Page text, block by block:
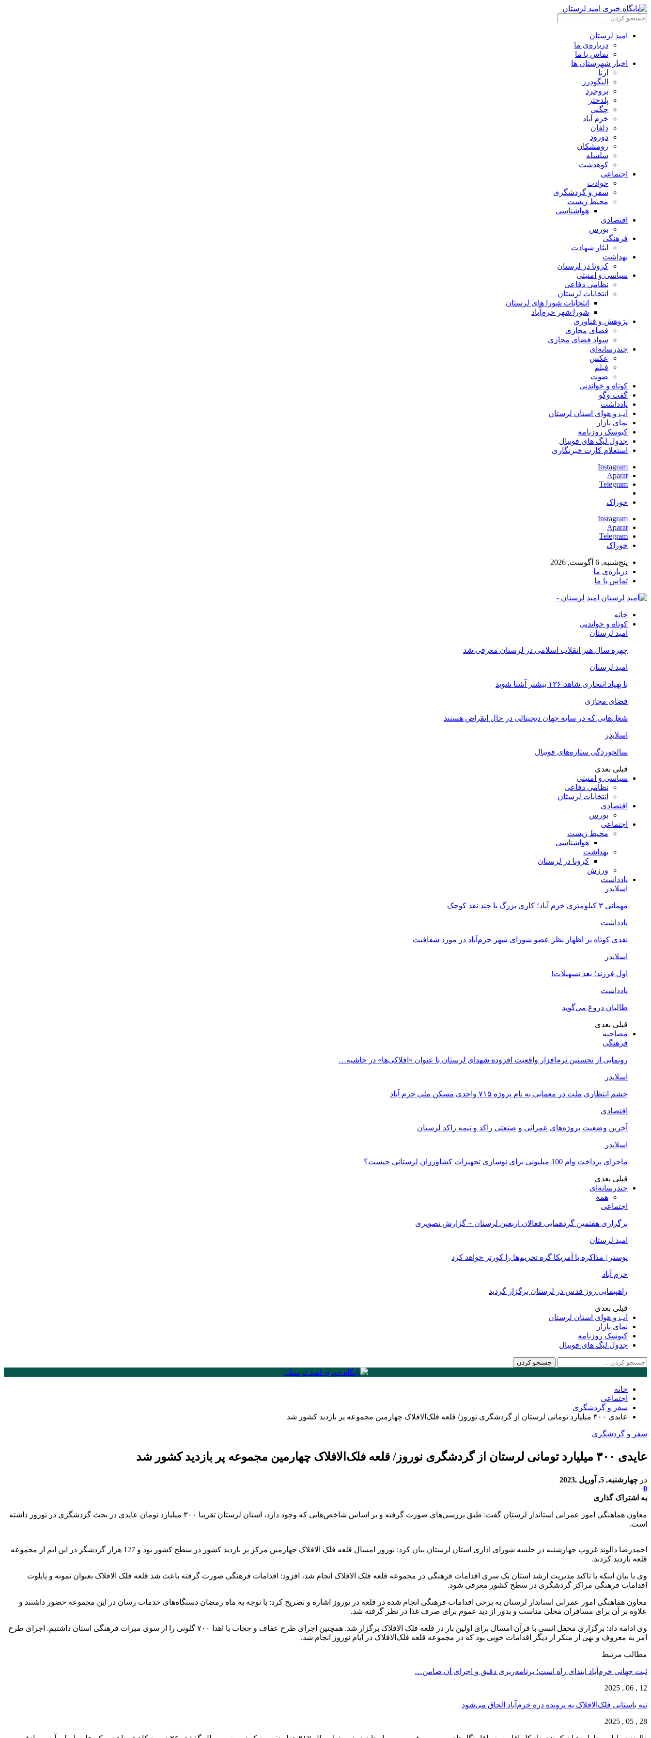
امید لرستان
درباره‌ی ما
تماس با ما
اخبار شهرستان ها
ازنا
الیگودرز
بروجرد
پلدختر
چگنی
خرم آباد
دلفان
دورود
رومشکان
سلسله
کوهدشت
اجتماعی
حوادث
سفر و گردشگری
محیط زیست
هواشناسی
اقتصادی
بورس
فرهنگی
ایثار شهادت
بهداشت
کرونا در لرستان
سیاسی و امنیتی
نظامی دفاعی
انتخابات لرستان
انتخابات شورا های لرستان
شورا شهر خرم‌آباد
پژوهش و فناوری
فضای مجازی
سواد فضای مجازی
چندرسانه‌ای
عكس
فیلم
صوت
کوتاه و خواندنی
گفت وگو
یادداشت
آب و هوای استان لرستان
نمای بازار
کیوسک روزنامه
جدول لیگ های فوتبال
استعلام کارت خبرنگاری
Instagram
Aparat
Telegram
خوراک
Instagram
Aparat
Telegram
خوراک
پنج‌شنبه, 6 آگوست, 2026
درباره‌ی ما
تماس با ما
امید لرستان -
خانه
کوتاه و خواندنی
امید لرستان
چهره سال هنر انقلاب اسلامی در لرستان معرفی شد
امید لرستان
با پهپاد انتحاری شاهد-۱۳۶ بیشتر آشنا شوید
فضای مجازی
شغل‌‌هایی که در سایه جهان دیجیتالی در حال انقراض هستند
اسلایدر
سالخوردگی ستاره‌های فوتبال
قبلی بعدی
سیاسی و امنیتی
نظامی دفاعی
انتخابات لرستان
اقتصادی
بورس
اجتماعی
محیط زیست
هواشناسی
بهداشت
کرونا در لرستان
ورزش
یادداشت
اسلایدر
مهمانی ۳ کیلومتری خرم آباد؛ کاری بزرگ با چند نقد کوچک
یادداشت
نقدی کوتاه بر اظهار نظر عضو شورای شهر خرم‌آباد در مورد شفافیت
اسلایدر
اول فرزند؛ بعد تسهیلات!
یادداشت
طالبان دروغ می‌گوید
قبلی بعدی
مصاحبه
فرهنگی
رونمایی از نخستین نرم‌افزار واقعیت افزوده شهدای لرستان با عنوان «افلاکی‌ها» در حاشیه…
اسلایدر
چشم انتظاری ملت در معمایی به نام پروژه ۷۱۵ واحدی مسکن ملی خرم آباد
اقتصادی
آخرین وضعیت پروژه‌های عمرانی و صنعتی راکد و نیمه راکد لرستان
اسلایدر
ماجرای پرداخت وام 100 میلیونی برای نوسازی تجهیزات کشاورزان لرستانی چیست؟
قبلی بعدی
چندرسانه‌ای
همه
اجتماعی
برگزاری هفتمین گردهمایی فعالان اربعین لرستان + گزارش تصویری
امید لرستان
پوستر | مذاکره با آمریکا گره تحریم‌ها را کورتر خواهد کرد
خرم آباد
راهپیمایی روز قدس در لرستان برگزار گردید
قبلی بعدی
آب و هوای استان لرستان
نمای بازار
کیوسک روزنامه
جدول لیگ های فوتبال
خانه
اجتماعی
سفر و گردشگری
عایدی ۳۰۰ میلیارد تومانی لرستان از گردشگری نوروز/ قلعه فلک‌الافلاک چهارمین مجموعه پر بازدید کشور شد
سفر و گردشگری
عایدی ۳۰۰ میلیارد تومانی لرستان از گردشگری نوروز/ قلعه فلک‌الافلاک چهارمین مجموعه پر بازدید کشور شد
در چهارشنبه, 5, آوریل ,2023
0
به اشتراک گذاری
معاون هماهنگی امور عمرانی استاندار لرستان گفت: طبق بررسی‌های صورت گرفته و بر اساس شاخص‌هایی که وجود دارد، استان لرستان تقریبا ۳۰۰ میلیارد تومان عایدی در بحث گردشگری در نوروز داشته
است.
احمدرضا دالوند غروب چهارشنبه در جلسه شورای اداری استان لرستان بیان کرد: نوروز امسال قلعه فلک الافلاک چهارمین مرکز پر بازدید کشور در سطح کشور بود و 127 هزار گردشگر در این ایم از مجموعه
قلعه بازدید کردند.
وی با بیان اینکه با تاکید مدیریت ارشد استان یک سری اقدامات فرهنگی در مجموعه قلعه فلک الافلاک انجام شد، افزود: اقدامات فرهنگی صورت گرفته باعث شد قلعه فلک الافلاک بعنوان نمونه و پایلوت
اقدامات فرهنگی مراکز گردشگری در سطح کشور معرفی شود.
معاون هماهنگی امور عمرانی استاندار لرستان به برخی اقدامات فرهنگی انجام شده در قلعه در نوروز اشاره و تصریح کرد: با توجه به ماه رمضان دستگاه‌های خدمات رسان در این مجموعه حضور داشتند و
علاوه بر آن برای مسافران محلی مناسب و بدور از دید عموم برای صرف غذا در نظر گرفته شد.
وی ادامه داد: برگزاری محفل انسی با قرآن امسال برای اولین بار در قلعه فلک الافلاک برگزار شد. همچنین اجرای طرح عفاف و حجاب با اهدا ۷۰۰ گلونی را از سوی میراث فرهنگی استان داشتیم. اجرای طرح
امر به معروف و نهی از منکر از دیگر اقدامات خوبی بود که در مجموعه قلعه‌ فلک‌الافلاک در ایام نوروز انجام شد.
مطالب مرتبط
ثبت جهانی خرم‌‌آباد ابتدای راه است؛ برنامه‌ریزی دقیق و اجرای آن ضامن…
12 , 06 , 2025
تپه باستانی فلک‌الافلاک به پرونده دره خرم‌آباد الحاق می‌شود
28 , 05 , 2025